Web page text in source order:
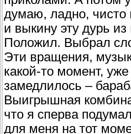
думаю, ладно, чисто
и выкину эту дурь из
Положил. Выбрал
Эти вращения,
какой-то момент,
замедлилось –
Выигрышная
что я сперва
для меня на тот